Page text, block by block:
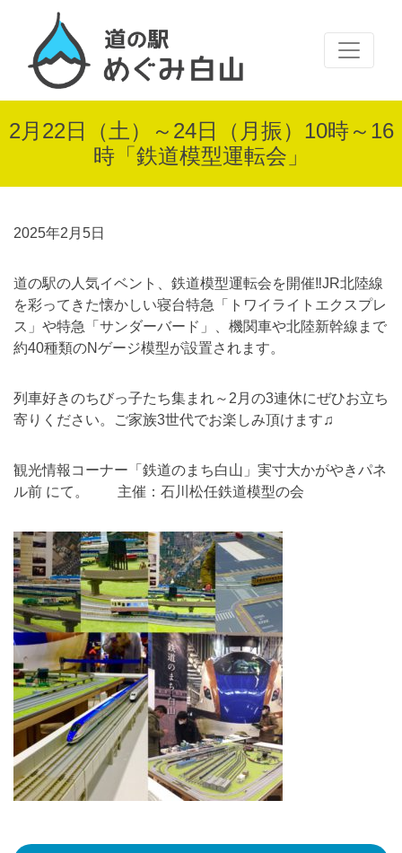
2月22日（土）～24日（月振）10時～16
時「鉄道模型運転会」
2025年2月5日
道の駅の人気イベント、鉄道模型運転会を開催‼JR北陸線
を彩ってきた懐かしい寝台特急「トワイライトエクスプレ
ス」や特急「サンダーバード」、機関車や北陸新幹線まで
約40種類のNゲージ模型が設置されます。
列車好きのちびっ子たち集まれ～2月の3連休にぜひお立ち
寄りください。ご家族3世代でお楽しみ頂けます♫
観光情報コーナー「鉄道のまち白山」実寸大かがやきパネ
ル前 にて。 主催：石川松任鉄道模型の会